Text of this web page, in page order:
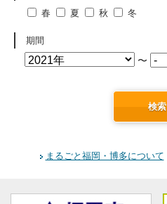
春
夏 秋 冬
期間
〜
検索
まるごと福岡・博多について